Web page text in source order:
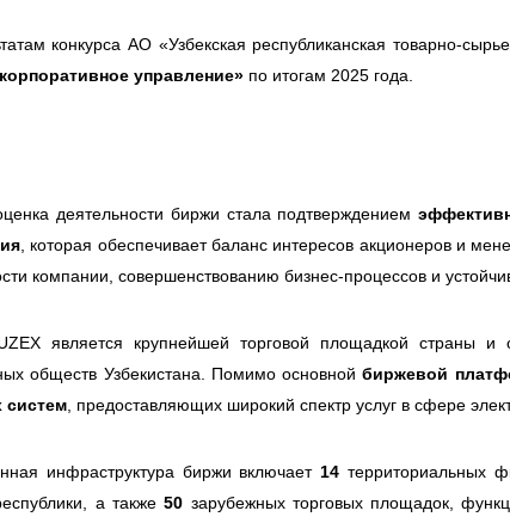
конкурса АО «Узбекская республиканская товарно-
управление» по итогам 2025 года.
деятельности биржи стала подтверждением
, которая обеспечивает баланс интересов акционеров и
компании, совершенствованию бизнес-процессов и
является крупнейшей торговой площадкой страны
обществ Узбекистана. Помимо основнойбиржевой
систем, предоставляющих широкий спектр услуг в сфере
инфраструктура биржи включает 14 территориальных
а также50 зарубежных торговых площадок,